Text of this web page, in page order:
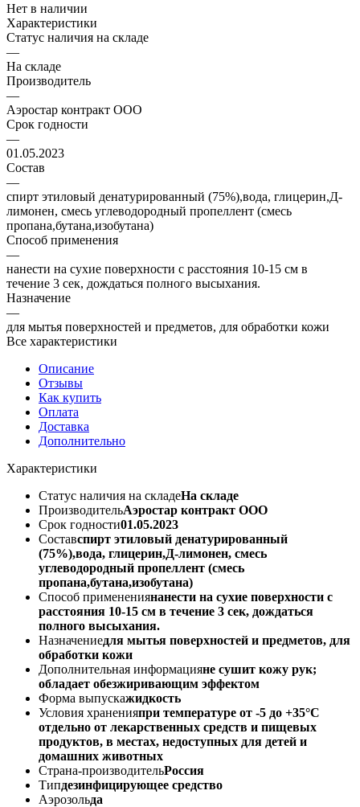
Нет в наличии
Характеристики
Статус наличия на складе
—
На складе
Производитель
—
Аэростар контракт ООО
Срок годности
—
01.05.2023
Состав
—
спирт этиловый денатурированный (75%),вода, глицерин,Д-
лимонен, смесь углеводородный пропеллент (смесь
пропана,бутана,изобутана)
Способ применения
—
нанести на сухие поверхности с расстояния 10-15 см в
течение 3 сек, дождаться полного высыхания.
Назначение
—
для мытья поверхностей и предметов, для обработки кожи
Все характеристики
Описание
Отзывы
Как купить
Оплата
Доставка
Дополнительно
Характеристики
Статус наличия на складеНа складе
ПроизводительАэростар контракт ООО
Срок годности01.05.2023
Составспирт этиловый денатурированный
(75%),вода, глицерин,Д-лимонен, смесь
углеводородный пропеллент (смесь
пропана,бутана,изобутана)
Способ применениянанести на сухие поверхности с
расстояния 10-15 см в течение 3 сек, дождаться
полного высыхания.
Назначениедля мытья поверхностей и предметов, для
обработки кожи
Дополнительная информацияне сушит кожу рук;
обладает обезжиривающим эффектом
Форма выпускажидкость
Условия храненияпри температуре от -5 до +35°С
отдельно от лекарственных средств и пищевых
продуктов, в местах, недоступных для детей и
домашних животных
Страна-производительРоссия
Типдезинфицирующее средство
Аэрозольда